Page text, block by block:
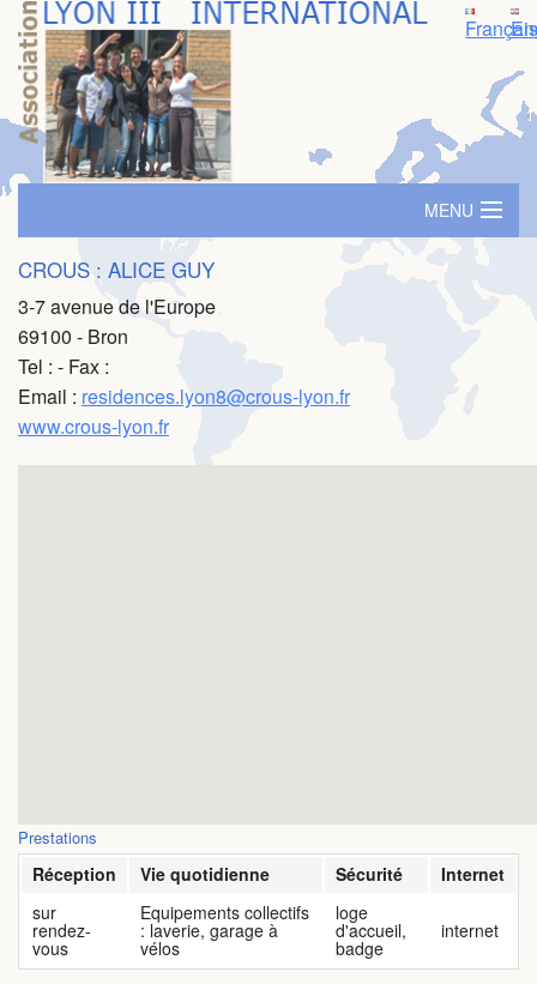
MENU
Accueil
Logement
SIM - Séminaire d'immersion
Prime ambassadeur
CROUS : ALICE GUY
3-7 avenue de l'Europe
69100 - Bron
Tel : - Fax :
Email : residences.lyon8@crous-lyon.fr
www.crous-lyon.fr
Prestations
Réception Vie quotidienne Sécurité
Internet
sur
rendez-
vous
Equipements collectifs
: laverie, garage à
vélos
loge
d'accueil,
badge
internet